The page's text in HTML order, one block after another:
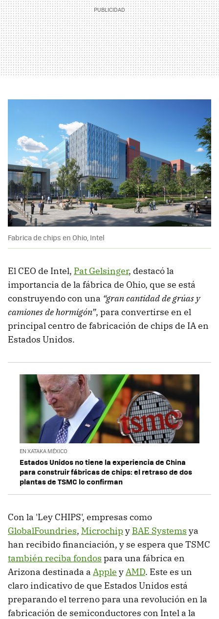
Fabrica de chips en Ohio, Intel
El CEO de Intel, Pat Gelsinger, destacó la
importancia de la fábrica de Ohio, que se está
construyendo con una “gran cantidad de grúas y
camiones de hormigón”, para convertirse en el
principal centro de fabricación de chips de IA en
Estados Unidos.
EN XATAKA MÉXICO
Estados Unidos no tiene la experiencia de China
para construir fábricas de chips: el retraso de dos
plantas de TSMC lo confirman
Con la 'Ley CHIPS', empresas como
GlobalFoundries, Microchipy BAE Systems ya
han recibido financiación, y se espera que TSMC
también reciba fondos para una fábrica en
Arizona destinada a Apple yAMD. Este es un
claro indicativo de que Estados Unidos está
preparando el terreno para una revolución en la
fabricación de semiconductores con Intel a la